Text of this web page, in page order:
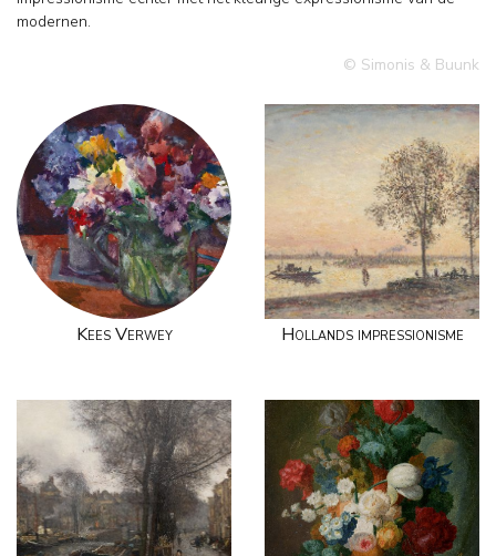
modernen.
© Simonis & Buunk
Kees Verwey Hollands impressionisme